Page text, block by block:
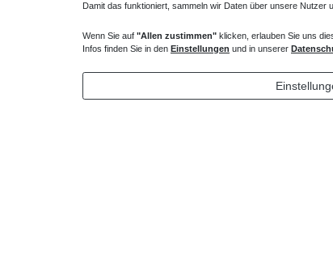
Duschsystem mit Mischbatterie
405,30 € *
*
Damit das funktioniert, sammeln wir Daten über unsere Nutzer
Wenn Sie auf "Allen zustimmen" klicken, erlauben Sie uns
Infos finden Sie in den Einstellungen und in unserer